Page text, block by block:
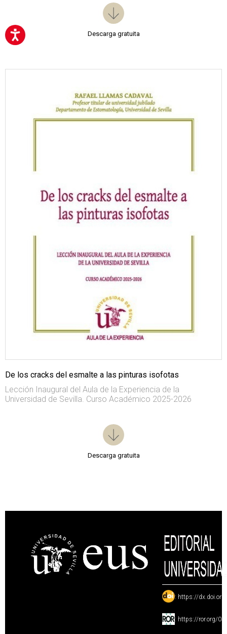
Descarga gratuita
De los cracks del esmalte a las pinturas isofotas
Lección Inaugural del Aula de la Experiencia de la
Universidad de Sevilla. Curso Académico 2025-2026
Descarga gratuita
: https://
: https://ror.org/